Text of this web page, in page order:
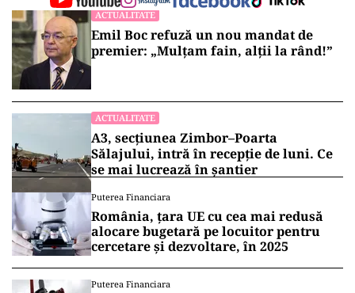
ACTUALITATE
Emil Boc refuză un nou mandat de
premier: „Mulțam fain, alții la rând!”
ACTUALITATE
A3, secțiunea Zimbor–Poarta
Sălajului, intră în recepție de luni. Ce
se mai lucrează în șantier
Puterea Financiara
România, țara UE cu cea mai redusă
alocare bugetară pe locuitor pentru
cercetare și dezvoltare, în 2025
Puterea Financiara